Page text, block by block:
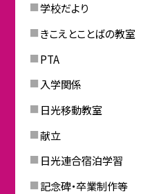
学校だより
きこえとことばの教室
PTA
入学関係
日光移動教室
献立
日光連合宿泊学習
記念碑・卒業制作等